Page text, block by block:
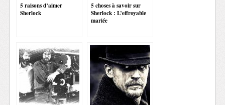
5 raisons d’aimer
Sherlock
5 choses à savoir sur
Sherlock : L’effroyable
mariée